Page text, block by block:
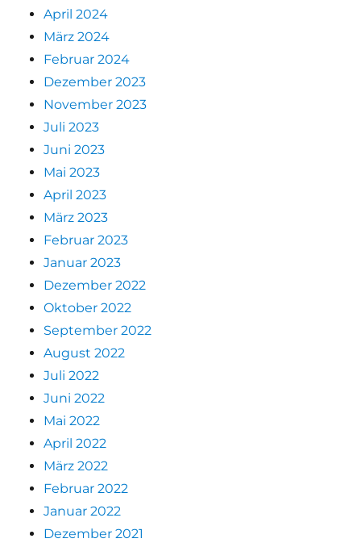
April 2024
März 2024
Februar 2024
Dezember 2023
November 2023
Juli 2023
Juni 2023
Mai 2023
April 2023
März 2023
Februar 2023
Januar 2023
Dezember 2022
Oktober 2022
September 2022
August 2022
Juli 2022
Juni 2022
Mai 2022
April 2022
März 2022
Februar 2022
Januar 2022
Dezember 2021